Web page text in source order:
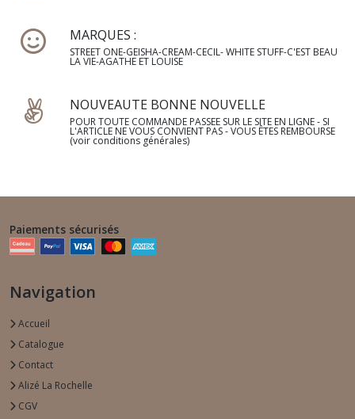
MARQUES :
STREET ONE-GEISHA-CREAM-CECIL- WHITE STUFF-C'EST BEAU
LA VIE-AGATHE ET LOUISE
NOUVEAUTE BONNE NOUVELLE
POUR TOUTE COMMANDE PASSEE SUR LE SITE EN LIGNE - SI
L'ARTICLE NE VOUS CONVIENT PAS - VOUS ÊTES REMBOURSE
(voir conditions générales)
Paiements sécurisés
Navigation
Accueil
Catalogue
Contact
Alizé La Rochelle
CGV